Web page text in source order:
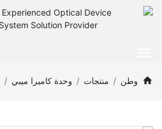
وطن منتجات وحدة كاميرا ميبي